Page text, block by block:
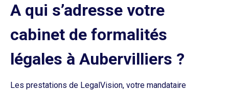
A qui s’adresse votre
cabinet de formalités
légales à Aubervilliers ?
Les prestations de LegalVision, votre mandataire